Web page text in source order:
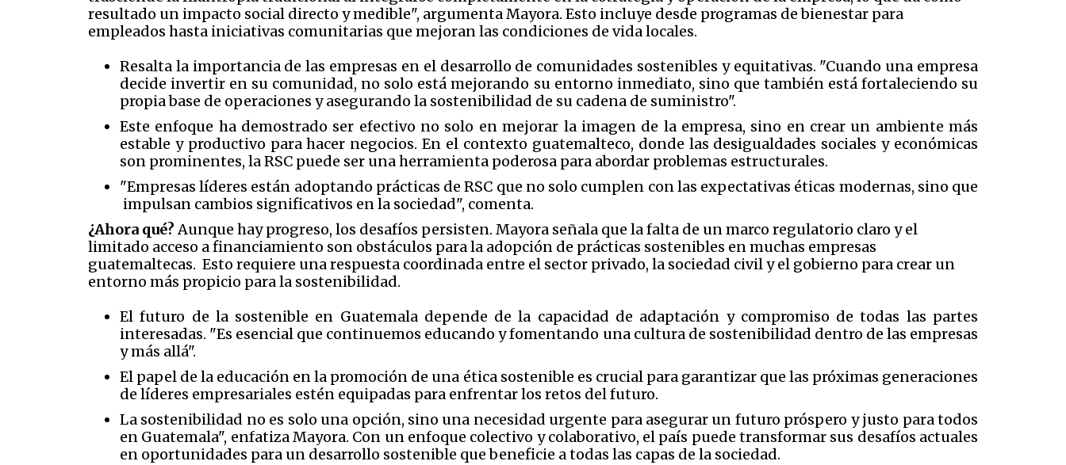
resultado un impacto social directo y medible", argumenta Mayora. Esto incluye desde programas de bienestar para
empleados hasta iniciativas comunitarias que mejoran las condiciones de vida locales.
Resalta la importancia de las empresas en el desarrollo de comunidades sostenibles y equitativas. "Cuando una empresa
decide invertir en su comunidad, no solo está mejorando su entorno inmediato, sino que también está fortaleciendo su
propia base de operaciones y asegurando la sostenibilidad de su cadena de suministro".
Este enfoque ha demostrado ser efectivo no solo en mejorar la imagen de la empresa, sino en crear un ambiente más
estable y productivo para hacer negocios. En el contexto guatemalteco, donde las desigualdades sociales y económicas
son prominentes, la RSC puede ser una herramienta poderosa para abordar problemas estructurales.
"Empresas líderes están adoptando prácticas de RSC que no solo cumplen con las expectativas éticas modernas, sino que
impulsan cambios significativos en la sociedad", comenta.
¿Ahora qué?Aunque hay progreso, los desafíos persisten. Mayora señala que la falta de un marco regulatorio claro y el
limitado acceso a financiamiento son obstáculos para la adopción de prácticas sostenibles en muchas empresas
guatemaltecas. Esto requiere una respuesta coordinada entre el sector privado, la sociedad civil y el gobierno para crear un
entorno más propicio para la sostenibilidad.
El futuro de la sostenible en Guatemala depende de la capacidad de adaptación y compromiso de todas las partes
interesadas. "Es esencial que continuemos educando y fomentando una cultura de sostenibilidad dentro de las empresas
y más allá".
El papel de la educación en la promoción de una ética sostenible es crucial para garantizar que las próximas generaciones
de líderes empresariales estén equipadas para enfrentar los retos del futuro.
La sostenibilidad no es solo una opción, sino una necesidad urgente para asegurar un futuro próspero y justo para todos
en Guatemala", enfatiza Mayora. Con un enfoque colectivo y colaborativo, el país puede transformar sus desafíos actuales
en oportunidades para un desarrollo sostenible que beneficie a todas las capas de la sociedad.